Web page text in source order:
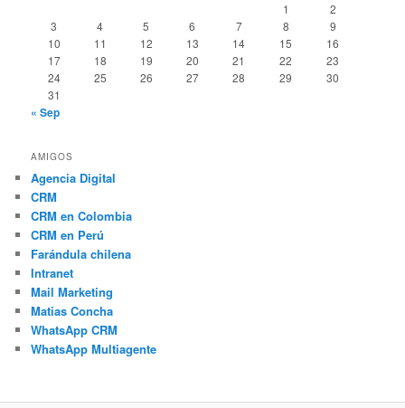
1
2
3
4 5 6 7 8
9
10
11 12 13 14 15
16
17
18 19 20 21 22
23
24
25 26 27 28 29
30
31
« Sep
AMIGOS
Agencia Digital
CRM
CRM en Colombia
CRM en Perú
Farándula chilena
Intranet
Mail Marketing
Matias Concha
WhatsApp CRM
WhatsApp Multiagente